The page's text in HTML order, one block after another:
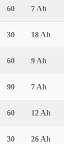
60 7 Ah
30 18 Ah
60 9 Ah
90 7 Ah
60 12 Ah
30 26 Ah